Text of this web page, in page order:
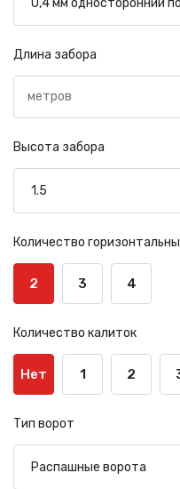
Длина забора
Высота забора
Количество
2 3 4
Количество калиток
Нет 1 2
Тип ворот